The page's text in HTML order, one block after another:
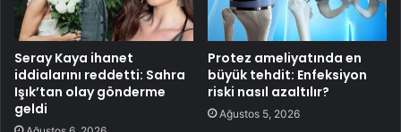
Seray Kaya ihanet
iddialarını reddetti: Sahra
Işık’tan olay gönderme
geldi
Protez ameliyatında en
büyük tehdit: Enfeksiyon
riski nasıl azaltılır?
Ağustos 5, 2026